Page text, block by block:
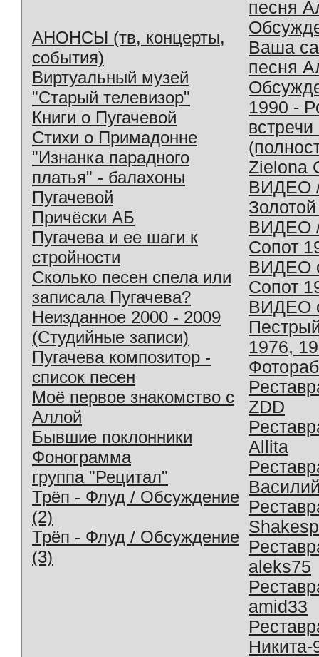
АНОНСЫ (тв, концерты,
события)
Виртуальный музей
"Старый телевизор"
Книги о Пугачевой
Стихи о Примадонне
"Изнанка парадного
платья" - балахоны
Пугачевой
Причёски АБ
Пугачева и ее шаги к
стройности
Сколько песен спела или
записала Пугачева?
Неизданное 2000 - 2009
(Студийные записи)
Пугачева композитор -
список песен
Моё первое знакомство с
Аллой
Бывшие поклонники
Фонограмма
группа "Рецитал"
Трёп - Флуд / Обсуждение
(2)
Трёп - Флуд / Обсуждение
(3)
песня
Ваша
песня
1990 -
Zielona
ВИДЕО
ВИДЕО
Сопот
ВИДЕО
Сопот
ВИДЕО
1976,
ZDD
Allita
aleks75
amid33
Никита-